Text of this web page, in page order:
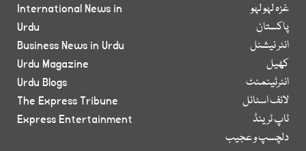
غزہ لہو لہو
پاکستان
انٹر نیشنل
کھیل
انٹرٹینمنٹ
لائف اسٹائل
ٹاپ ٹرینڈ
دلچسپ و عجیب
International News in
Urdu
Business News in Urdu
Urdu Magazine
Urdu Blogs
The Express Tribune
Express Entertainment